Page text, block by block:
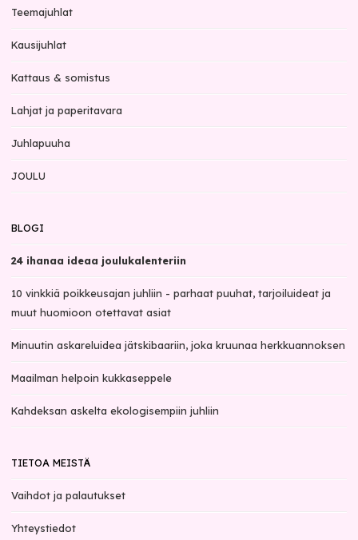
Teemajuhlat
Kausijuhlat
Kattaus & somistus
Lahjat ja paperitavara
Juhlapuuha
JOULU
BLOGI
24 ihanaa ideaa joulukalenteriin
10 vinkkiä poikkeusajan juhliin - parhaat puuhat, tarjoiluideat ja
muut huomioon otettavat asiat
Minuutin askareluidea jätskibaariin, joka kruunaa herkkuannoksen
Maailman helpoin kukkaseppele
Kahdeksan askelta ekologisempiin juhliin
TIETOA MEISTÄ
Vaihdot ja palautukset
Yhteystiedot